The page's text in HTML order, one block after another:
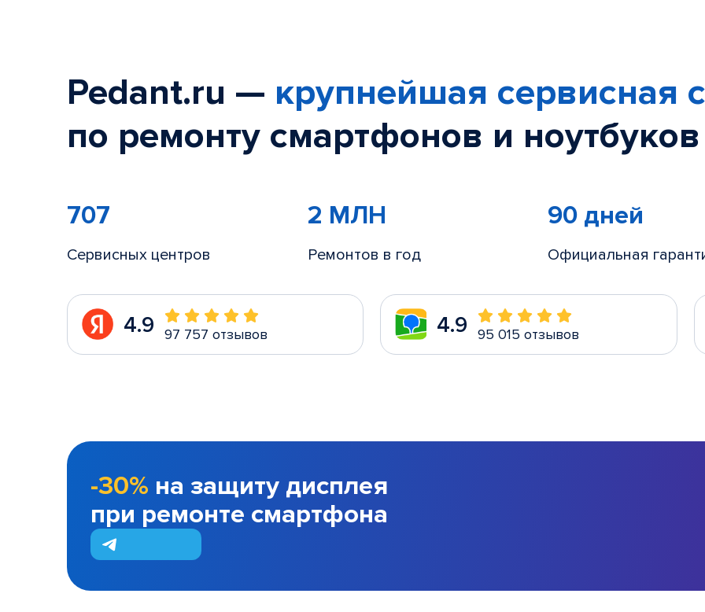
Pedant.ru — крупнейшая сервисная
по ремонту смартфонов и
707
Сервисных центров
2 МЛН
Ремонтов в год
90 дней
Официальная
4.9 97 757 отзывов 4.9 95 015 отзывов
-30% на защиту дисплея
при ремонте смартфона